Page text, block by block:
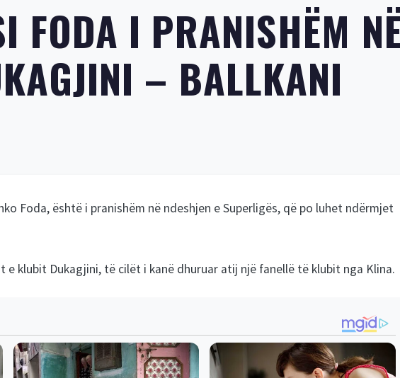
FODA I PRANISHËM
– BALLKANI
Foda, është i pranishëm në ndeshjen e Superligës, që po luhet ndërmjet
e klubit Dukagjini, të cilët i kanë dhuruar atij një fanellë të klubit nga Klina.